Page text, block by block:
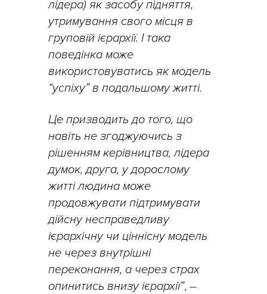
лідера) як засобу підняття,
утримування свого місця в
груповій ієрархії. І така
поведінка може
використовуватись як модель
“успіху” в подальшому житті.
Це призводить до того, що
навіть не згоджуючись з
рішенням керівництва, лідера
думок, друга, у дорослому
житті людина може
продовжувати підтримувати
дійсну несправедливу
ієрархічну чи ціннісну модель
не через внутрішні
переконання, а через страх
опинитись внизу ієрархії”, –